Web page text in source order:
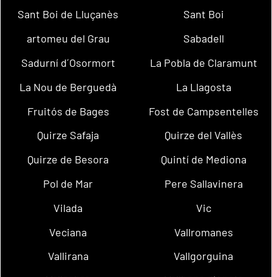
Sant Boi de Lluçanès
Sant Boi
artomeu del Grau
Sabadell
Sadurní d´Osormort
La Pobla de Claramunt
La Nou de Berguedà
La Llagosta
Fruitós de Bages
Fost de Campsentelles
Quirze Safaja
Quirze del Vallès
Quirze de Besora
Quintí de Mediona
Pol de Mar
Pere Sallavinera
Vilada
Vic
Veciana
Vallromanes
Vallirana
Vallgorguina